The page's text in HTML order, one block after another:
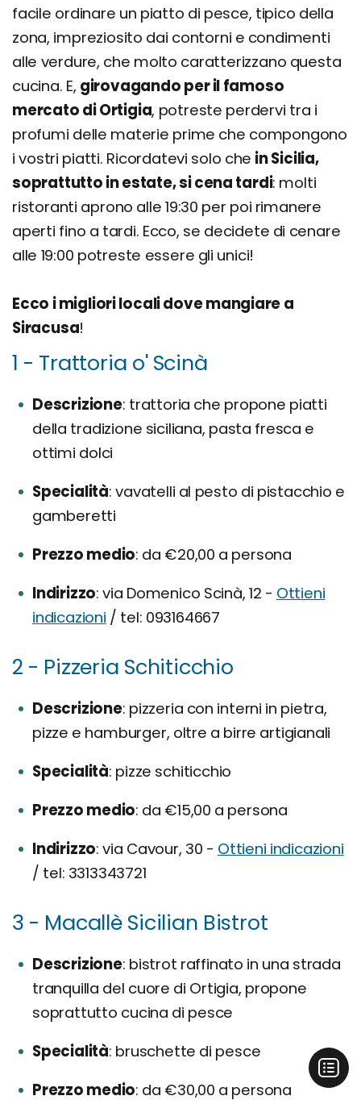
facile ordinare un piatto di pesce, tipico della
zona, impreziosito dai contorni e condimenti
alle verdure, che molto caratterizzano questa
cucina. E, girovagando per il famoso
mercato di Ortigia, potreste perdervi tra i
profumi delle materie prime che compongono
i vostri piatti. Ricordatevi solo che in Sicilia,
soprattutto in estate, si cena tardi: molti
ristoranti aprono alle 19:30 per poi rimanere
aperti fino a tardi. Ecco, se decidete di cenare
alle 19:00 potreste essere gli unici!
Ecco i migliori locali dove mangiare a
Siracusa!
1 - Trattoria o' Scinà
Descrizione trattoria che propone piatti
della tradizione siciliana, pasta fresca e
ottimi dolci
Specialità vavatelli al pesto di pistacchio e
gamberetti
Prezzo medio da €20,00 a persona
Indirizzo via Domenico Scinà, 12 - Ottieni
indicazioni / tel: 093164667
2 - Pizzeria Schiticchio
Descrizione pizzeria con interni in pietra,
pizze e hamburger, oltre a birre artigianali
Specialità pizze schiticchio
Prezzo medio da €15,00 a persona
Indirizzo via Cavour, 30 - Ottieni indicazioni
/ tel: 3313343721
3 - Macallè Sicilian Bistrot
Descrizione bistrot raffinato in una strada
tranquilla del cuore di Ortigia, propone
soprattutto cucina di pesce
Specialità bruschette di pesce
Prezzo medio da €30,00 a persona